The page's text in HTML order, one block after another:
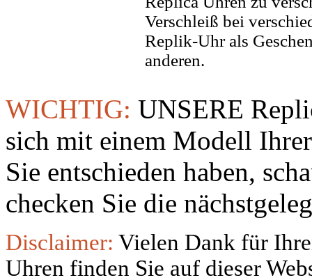
Verschleiß bei
Replik-Uhr als
anderen.
WICHTIG: UNSERE
sich mit einem Modell
Sie entschieden haben,
checken Sie die
Disclaimer: Vielen Dank für
Uhren finden Sie auf dieser